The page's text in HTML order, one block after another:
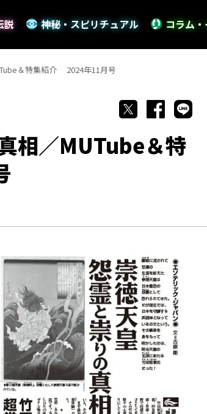
説 神秘・スピリチュアル コラム
＆特集紹介 2024年11月号
相／MUTube＆特